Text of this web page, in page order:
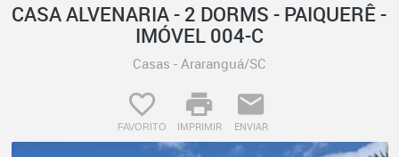
CASA ALVENARIA - 2 DORMS - PAIQUERÊ -
IMÓVEL 004-C
Casas - Araranguá/SC
FAVORITO IMPRIMIR ENVIAR